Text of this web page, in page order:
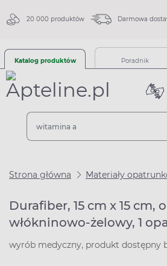
20 000 produktów Darmowa
Katalog produktów Poradnik
Strona główna Materiały
Durafiber, 15 cm x 15 cm,
włókninowo-żelowy, 1
wyrób medyczny, produkt dostępny